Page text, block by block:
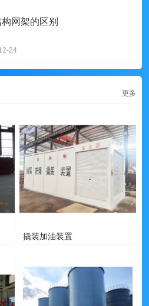
网架的区别
24
更多
撬装加油装置